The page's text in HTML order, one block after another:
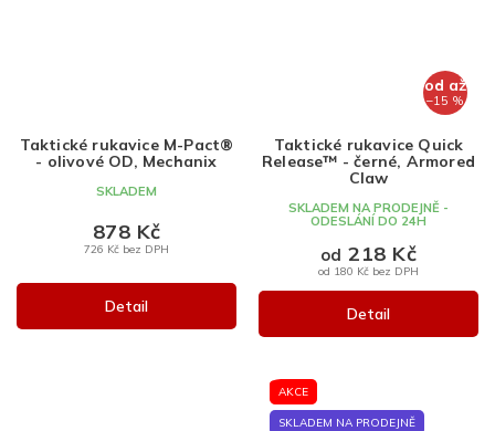
Taktické rukavice M-Pact®
- olivové OD, Mechanix
SKLADEM
726 Kč bez DPH
878 Kč
Detail
od až
–15 %
Taktické rukavice Quick
Release™ - černé, Armored
Claw
SKLADEM NA PRODEJNĚ -
ODESLÁNÍ DO 24H
od 180 Kč bez DPH
od 218 Kč
Detail
AKCE
SKLADEM NA PRODEJNĚ